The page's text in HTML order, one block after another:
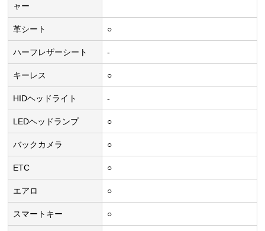
ャー
革シート ○
ハーフレザーシート -
キーレス ○
HIDヘッドライト -
LEDヘッドランプ ○
バックカメラ ○
ETC ○
エアロ ○
スマートキー ○